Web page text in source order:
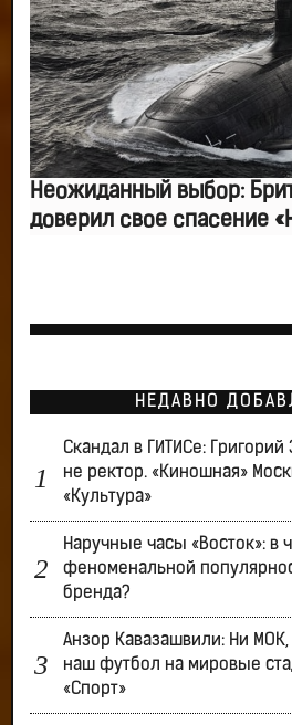
Неожиданный выбор:
доверил свое спасение
НЕДАВНО
Скандал в ГИТИСе:
не ректор. «Киношная»
«Культура»
Наручные часы «Восток»: в
феноменальной
бренда?
Анзор Кавазашвили: Ни
наш футбол на мировые
«Спорт»